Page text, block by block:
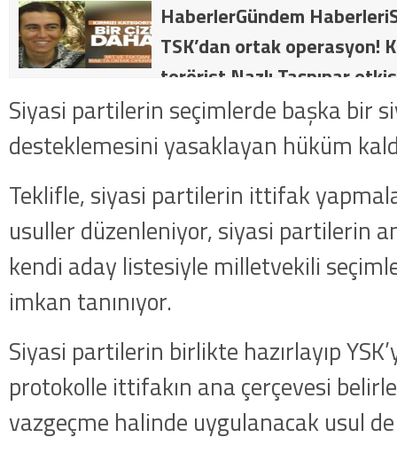
HaberlerGündem
TSK’dan ortak operasyon!
terörist Nazlı Taşpınar
dakika: MİT ve TSK’dan
kategorideki terörist Nazlı
getirildi .
Siyasi partilerin seçimlerde başka bir
desteklemesini yasaklayan hüküm
Teklifle, siyasi partilerin ittifak
usuller düzenleniyor, siyasi partilerin
kendi aday listesiyle milletvekili
imkan tanınıyor.
Siyasi partilerin birlikte hazırlayıp
protokolle ittifakın ana çerçevesi
vazgeçme halinde uygulanacak usul